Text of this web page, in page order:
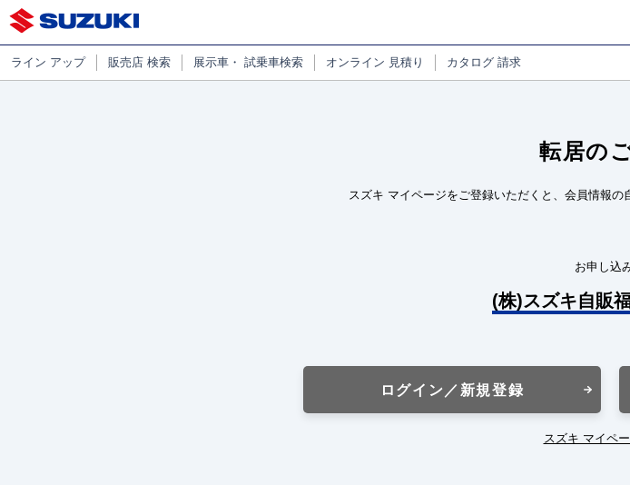
ライン アップ 販売店 検索 展示車・ 試乗車検索 オンライン 見積り カタログ 請求
転居の
スズキ マイページをご登録いただくと、会員情報の
お申し込
(株)スズキ自販
ログイン／新規登録
スズキ マイペ